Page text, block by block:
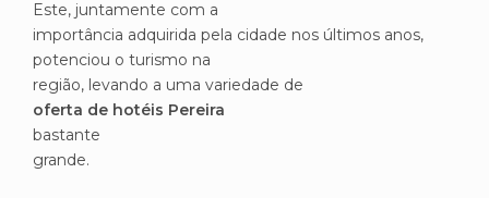
Este, juntamente com a
importância adquirida pela cidade nos últimos anos,
potenciou o turismo na
região, levando a uma variedade de
oferta de hotéis Pereira
bastante
grande.